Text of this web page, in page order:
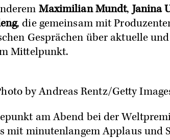
Maximilian Mundt,Janina
, die gemeinsam mit
Gesprächen über aktuelle
Mittelpunkt.
by Andreas Rentz/Getty
am Abend bei der
mit minutenlangem Applaus und